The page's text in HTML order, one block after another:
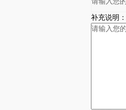
补充说明：